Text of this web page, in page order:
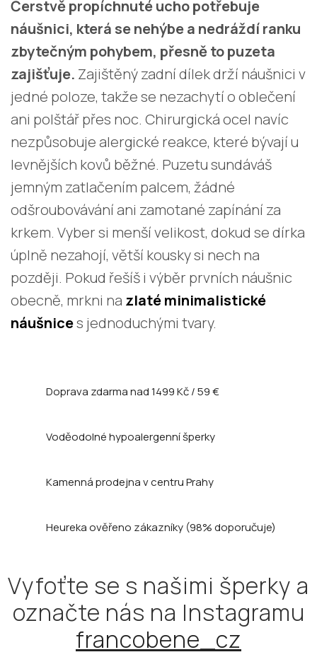
Čerstvě propíchnuté ucho potřebuje
náušnici, která se nehýbe a nedráždí ranku
zbytečným pohybem, přesně to puzeta
zajišťuje. Zajištěný zadní dílek drží náušnici v
jedné poloze, takže se nezachytí o oblečení
ani polštář přes noc. Chirurgická ocel navíc
nezpůsobuje alergické reakce, které bývají u
levnějších kovů běžné. Puzetu sundáváš
jemným zatlačením palcem, žádné
odšroubovávání ani zamotané zapínání za
krkem. Vyber si menší velikost, dokud se dírka
úplně nezahojí, větší kousky si nech na
později. Pokud řešíš i výběr prvních náušnic
obecně, mrkni na zlaté minimalistické
náušnices jednoduchými tvary.
Doprava zdarma nad1499 Kč / 59 €
Voděodolné hypoalergenní šperky
Kamenná prodejnav centru Prahy
Heureka ověřeno zákazníky (98% doporučuje)
Vyfoťte se s našimi šperky a
označte nás na Instagramu
francobene_cz